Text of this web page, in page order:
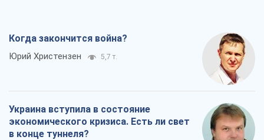
Когда закончится война?
Юрий Христензен 5,7 т.
Украина вступила в состояние
экономического кризиса. Есть ли свет
в конце туннеля?